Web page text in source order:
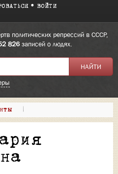
ВОЙТИ
политических репрессий в СССР,
826записей о людях.
|